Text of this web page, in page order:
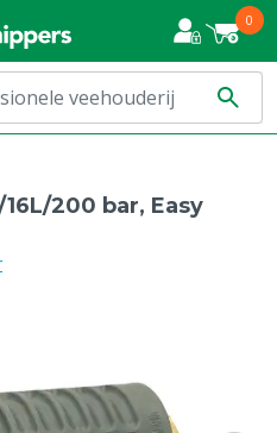
0
200 bar, Easy